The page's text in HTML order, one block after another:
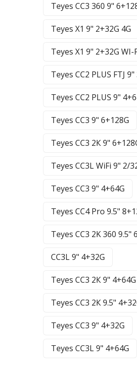
Teyes CC3 360 9"
Teyes X1 9" 2+32G 4G
Teyes X1 9" 2+32G WI-
Teyes CC2 PLUS FTJ
Teyes CC2 PLUS 9"
Teyes CC3 9" 6+128G
Teyes CC3 2К 9"
Teyes CC3L WiFi 9" 2/
Teyes CC3 9" 4+64G
Teyes CC4 Pro 9.5"
Teyes CC3 2K 360 9.5"
CC3L 9" 4+32G
Teyes CC3 2К 9" 4+64G
Teyes CC3 2К 9.5"
Teyes CC3 9" 4+32G
Teyes CC3L 9" 4+64G